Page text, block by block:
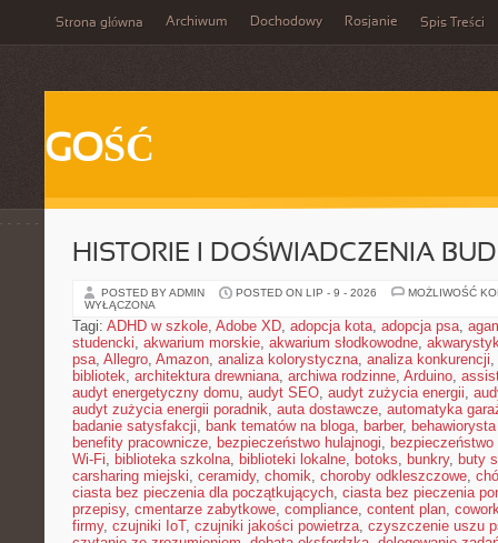
Strona główna Archiwum Dochodowy Rosjanie Spis Treści
GOŚĆ
HISTORIE I DOŚWIADCZENIA
POSTED BY ADMIN POSTED ON LIP - 9 - 2026
MOŻLIWOŚĆ
WYŁĄCZONA
Tagi: ADHD w szkole, Adobe XD, adopcja kota, adopcja psa,
studencki, akwarium morskie, akwarium słodkowodne,
psa, Allegro, Amazon, analiza kolorystyczna, analiza konkurencji,
bibliotek, architektura drewniana, archiwa rodzinne, Arduino,
audyt energetyczny domu, audyt SEO, audyt zużycia energii,
audyt zużycia energii poradnik, auta dostawcze, automatyka
badanie satysfakcji, bank tematów na bloga, barber,
benefity pracownicze, bezpieczeństwo hulajnogi,
Wi-Fi, biblioteka szkolna, biblioteki lokalne, botoks, bunkry, buty
carsharing miejski, ceramidy, chomik, choroby odkleszczowe,
ciasta bez pieczenia dla początkujących, ciasta bez pieczenia
przepisy, cmentarze zabytkowe, compliance, content plan,
firmy, czujniki IoT, czujniki jakości powietrza, czyszczenie uszu